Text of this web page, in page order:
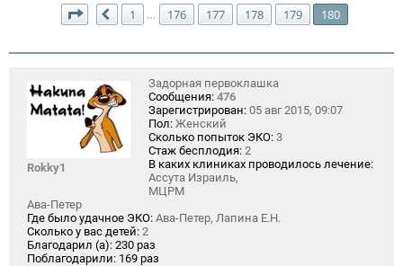
Страница 180 из180
Пред.
1 … 176 177 178 179 180
Rokky1
Задорная первоклашка
Сообщения: 476
Зарегистрирован: 05 авг 2015, 09:07
Пол: Женский
Сколько попыток ЭКО: 3
Стаж бесплодия: 2
В каких клиниках проводилось лечение:
Ассута Израиль,
МЦРМ
Ава-Петер
Где было удачное ЭКО: Ава-Петер, Лапина Е.Н.
Сколько у вас детей: 2
Благодарил (а): 230 раз
Поблагодарили: 169 раз